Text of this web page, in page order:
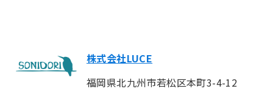
株式会社LUCE
福岡県北九州市若松区本町3-4-12